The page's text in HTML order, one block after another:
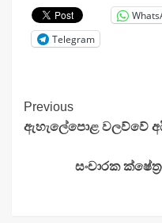
Telegram
Continue
Reading
Previous
ඇහැලේපොළ වලව්වේ
සංචාරක